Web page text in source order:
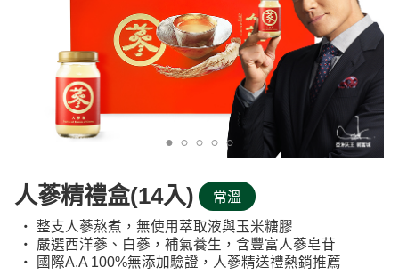
人蔘精禮盒(14入)
常溫
‧ 整支人蔘熬煮，無使用萃取液與玉米糖膠
‧ 嚴選西洋蔘、白蔘，補氣養生，含豐富人蔘皂苷
‧ 國際A.A 100%無添加驗證，人蔘精送禮熱銷推薦